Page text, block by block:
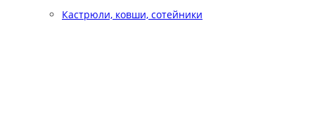
Кастрюли, ковши, сотейники